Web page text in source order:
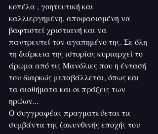
κοπέλα , γοητευτική και
καλλιεργημένη, αποφασισμένη να
βαφτιστεί χριστιανή και να
παντρευτεί τον αγαπημένο της. Σε όλη
τη διάρκεια της ιστορίας κυριαρχεί το
άρωμα από τις Μανόλιες που η έντασή
του διαρκώς μεταβάλλεται, όπως και
τα αισθήματα και οι πράξεις των
ηρώων...
Ο συγγραφέας πραγματεύεται τα
συμβάντα της ζακυνθινής εποχής του